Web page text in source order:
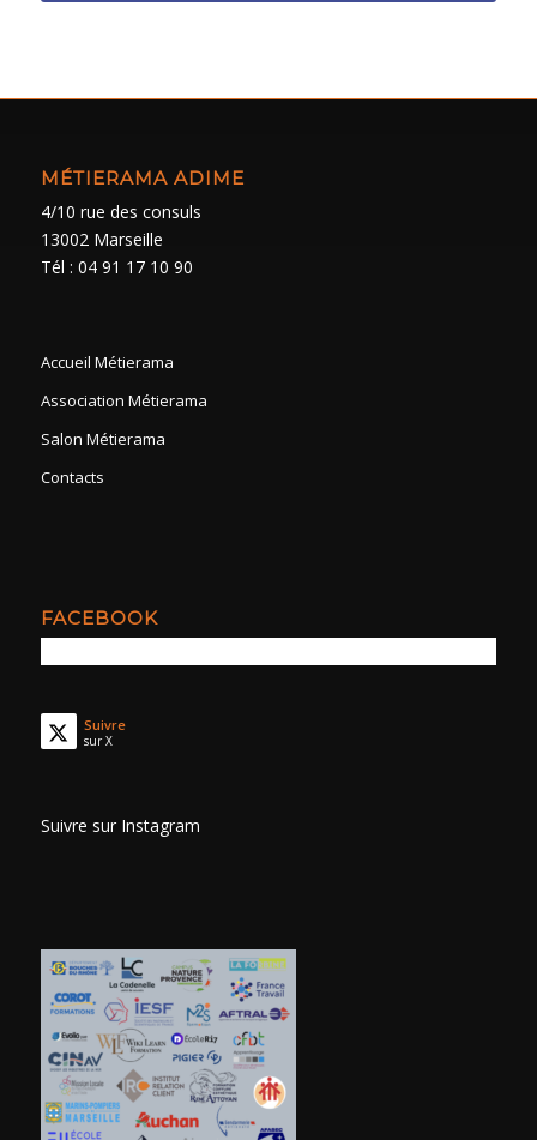
MÉTIERAMA ADIME
4/10 rue des consuls
13002 Marseille
Tél : 04 91 17 10 90
Accueil Métierama
Association Métierama
Salon Métierama
Contacts
FACEBOOK
Suivre
sur X
Suivre sur Instagram